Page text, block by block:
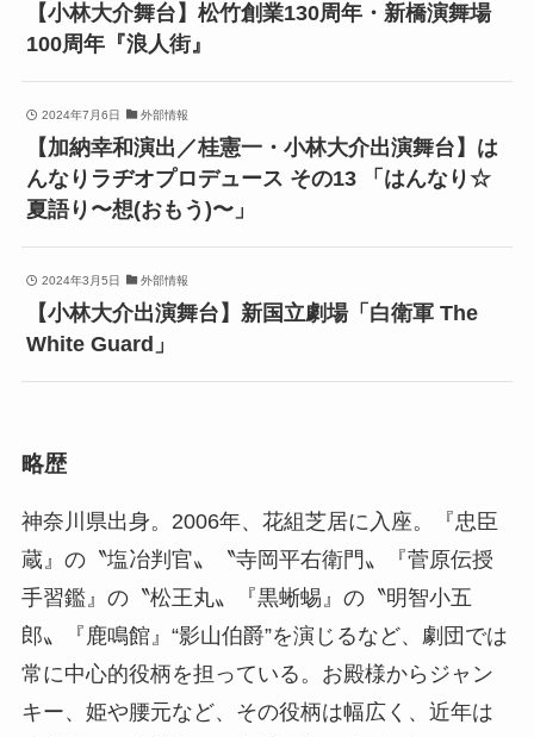
【小林大介舞台】松竹創業130周年・新橋演舞場
100周年『浪人街』
2024年7月6日 外部情報
【加納幸和演出／桂憲一・小林大介出演舞台】は
んなりラヂオプロデュース その13 「はんなり☆
夏語り〜想(おもう)〜」
2024年3月5日 外部情報
【小林大介出演舞台】新国立劇場「白衛軍 The
White Guard」
略歴
神奈川県出身。2006年、花組芝居に入座。『忠臣
蔵』の〝塩冶判官〟〝寺岡平右衛門〟『菅原伝授
手習鑑』の〝松王丸〟『黒蜥蜴』の〝明智小五
郎〟『鹿鳴館』“影山伯爵”を演じるなど、劇団では
常に中心的役柄を担っている。お殿様からジャン
キー、姫や腰元など、その役柄は幅広く、近年は